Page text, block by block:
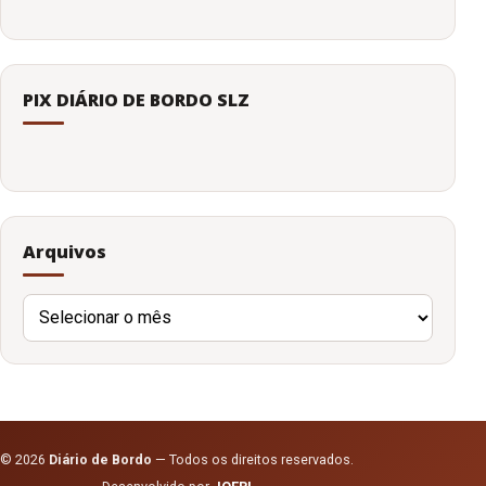
PIX DIÁRIO DE BORDO SLZ
Arquivos
Arquivos
© 2026 Diário de Bordo — Todos os direitos reservados.